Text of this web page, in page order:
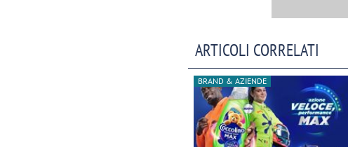
ARTICOLI CORRELATI
BRAND & AZIENDE